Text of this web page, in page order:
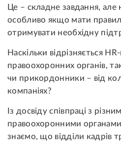
Це – складне завдання,
особливо якщо мати
отримувати необхідну
Наскільки відрізняється
правоохоронних органів,
чи прикордонники – від
компаніях?
Із досвіду співпраці з
правоохоронними органами
знаємо, що відділи кадрів